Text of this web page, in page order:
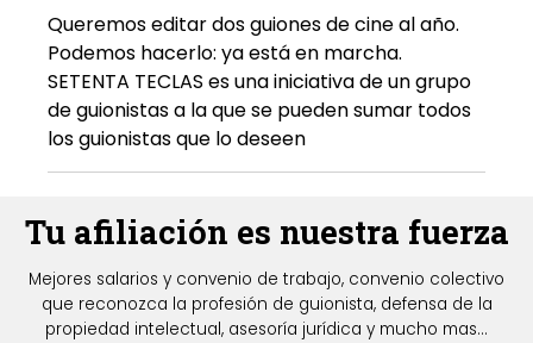
Queremos editar dos guiones de cine al año.
Podemos hacerlo: ya está en marcha.
SETENTA TECLAS es una iniciativa de un grupo
de guionistas a la que se pueden sumar todos
los guionistas que lo deseen
Tu afiliación es nuestra fuerza
Mejores salarios y convenio de trabajo, convenio colectivo
que reconozca la profesión de guionista, defensa de la
propiedad intelectual, asesoría jurídica y mucho mas...